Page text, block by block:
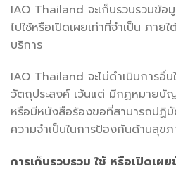
IAQ Thailand จะเก็บรวบรวมข้
ไปใช้หรือเปิดเผยเท่าที่จำเป็น ภาย
บริการ
IAQ Thailand จะไม่ดำเนินการอื่
วัตถุประสงค์ เว้นแต่ มีกฏหมายบั
หรือมีหนังสือร้องขอที่สามารถปฏิ
ความจำเป็นในการป้องกันด้านสุข
การเก็บรวบรวม ใช้ หรือเปิดเผ